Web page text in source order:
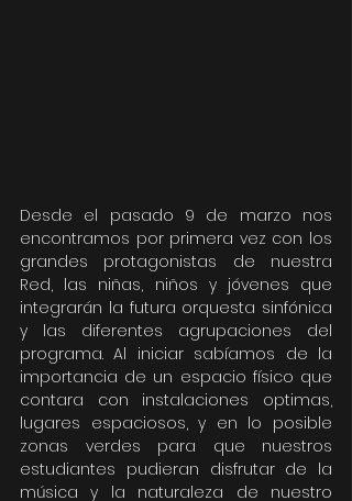
Desde el pasado 9 de marzo nos
encontramos por primera vez con los
grandes protagonistas de nuestra
Red, las niñas, niños y jóvenes que
integrarán la futura orquesta sinfónica
y las diferentes agrupaciones del
programa. Al iniciar sabíamos de la
importancia de un espacio físico que
contara con instalaciones optimas,
lugares espaciosos, y en lo posible
zonas verdes para que nuestros
estudiantes pudieran disfrutar de la
música y la naturaleza de nuestro